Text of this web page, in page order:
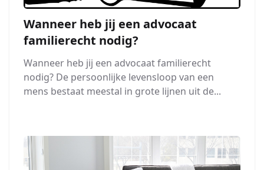
Wanneer heb jij een advocaat
familierecht nodig?
Wanneer heb jij een advocaat familierecht
nodig? De persoonlijke levensloop van een
mens bestaat meestal in grote lijnen uit de...